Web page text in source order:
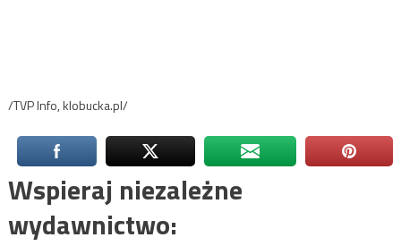
/TVP Info, klobucka.pl/
Wspieraj niezależne
wydawnictwo: